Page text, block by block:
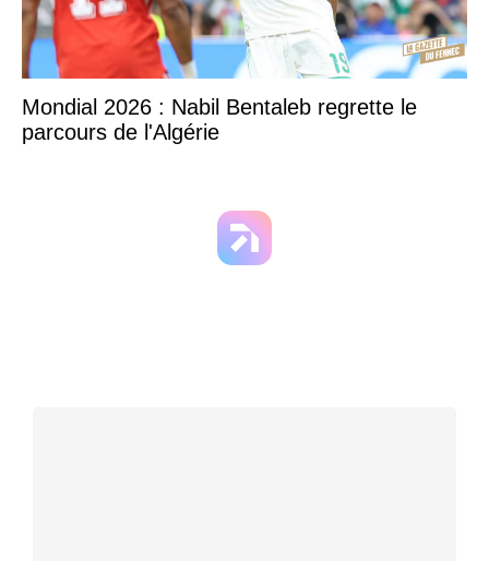
Mondial 2026 : Nabil Bentaleb regrette le
parcours de l'Algérie